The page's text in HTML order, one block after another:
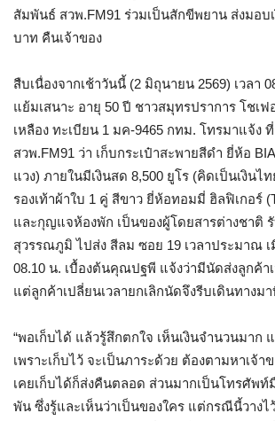
สัมพันธ์ สวพ.FM91 ร่วมเป็นสักขีพยาน ส่งมอบ
บาท คืนเจ้าของ
สืบเนื่องจากเช้าวันนี้ (2 มิถุนายน 2569) เวลา
แย้มเสนาะ อายุ 50 ปี ชาวสมุทรปราการ โชเ
เหลือง ทะเบียน 1 มค-9465 กทม. โทรมาแจ้ง
สวพ.FM91 ว่า เก็บกระเป๋าสะพายสีดำ ยี่ห้อ
แวง) ภายในมีเงินสด 8,500 ยูโร (คิดเป็นเงินไ
รองเท้าผ้าใบ 1 คู่ สีขาว ยี่ห้อทอมมี่ ฮิลฟิเกอร์
และกุญแจห้องพัก เป็นของผู้โดยสารต่างชาติ
สุวรรณภูมิ ไปส่ง สีลม ซอย 19 เวลาประมาณ
08.10 น. เบื้องต้นคุณปฐพี แจ้งว่ามีนัดส่งลูกค้า
แต่ลูกค้าเปลี่ยนเวลายกเลิกนัดจึงรีบเดินทางม
“พอเก็บได้ แล้วรู้สึกตกใจ เห็นเงินจำนวนมาก
เพราะเก็บไว้ จะเป็นภาระด้วย ต้องตามหาเจ้าข
เคยเก็บได้ก็ส่งคืนตลอด ส่วนมากเป็นโทรศัพท์
พัน ซึ่งรู้และเห็นว่าเป็นของใคร แต่กรณีนี้วางไ